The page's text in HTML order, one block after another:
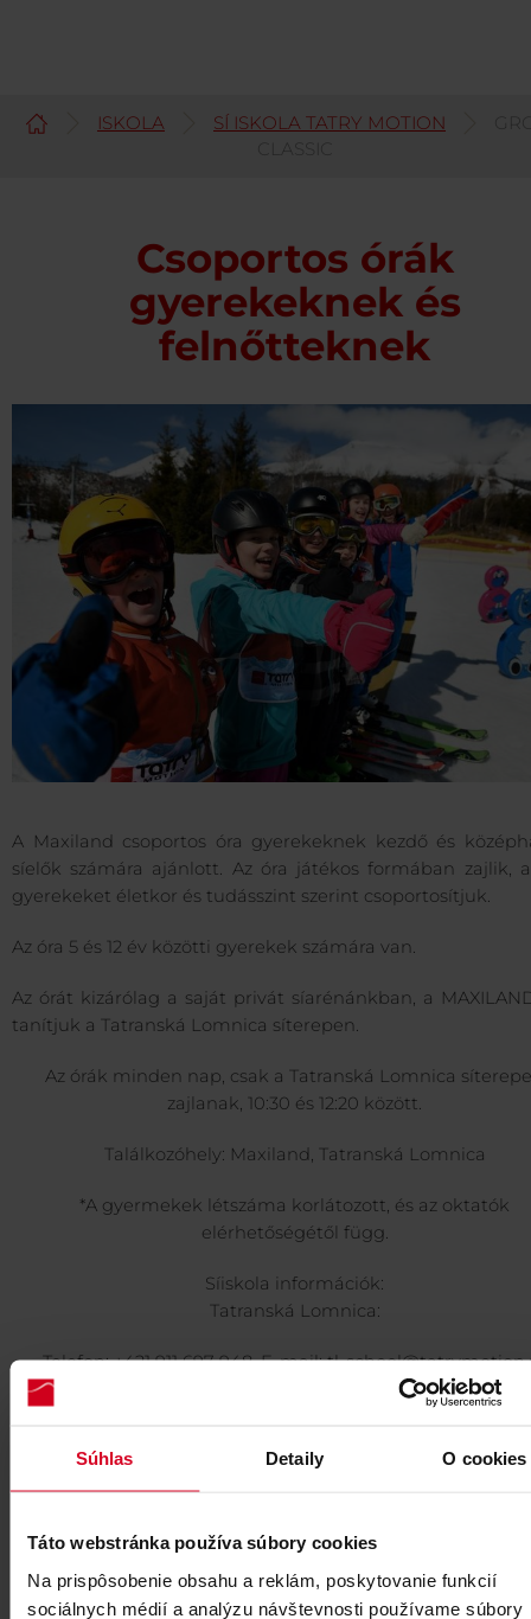
Súhlas Detaily O cookies
Táto webstránka používa súbory cookies
Na prispôsobenie obsahu a reklám, poskytovanie funkcií
sociálnych médií a analýzu návštevnosti používame súbory
ISKOLA SÍ ISKOLA TATRY MOTION
CLASSIC
Csoportos órák
gyerekeknek és
felnőtteknek
A Maxiland csoportos óra gyerekeknek kezdő és
síelők számára ajánlott. Az óra játékos formában zajlik,
gyerekeket életkor és tudásszint szerint csoportosítjuk.
Az óra 5 és 12 év közötti gyerekek számára van.
Az órát kizárólag a saját privát síarénánkban, a
tanítjuk a Tatranská Lomnica síterepen.
Az órák minden nap, csak a Tatranská Lomnica
zajlanak, 10:30 és 12:20 között.
Találkozóhely: Maxiland, Tatranská Lomnica
*A gyermekek létszáma korlátozott, és az oktatók
elérhetőségétől függ.
Síiskola információk:
Tatranská Lomnica:
Telefon: +421 911 697 948, E-mail: tl-